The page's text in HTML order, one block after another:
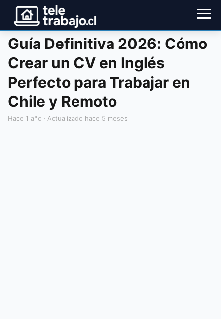
Guía Definitiva 2026: Cómo
Crear un CV en Inglés
Perfecto para Trabajar en
Chile y Remoto
hace 1 año · Actualizado hace 5 meses